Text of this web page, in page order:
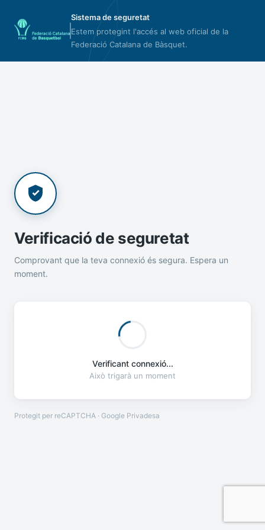
Sistema de seguretat
Estem protegint l'accés al web oficial de la
Federació Catalana de Bàsquet.
Verificació de seguretat
Comprovant que la teva connexió és segura. Espera un
moment.
Verificant connexió...
Això trigarà un moment
Protegit per reCAPTCHA · Google Privadesa